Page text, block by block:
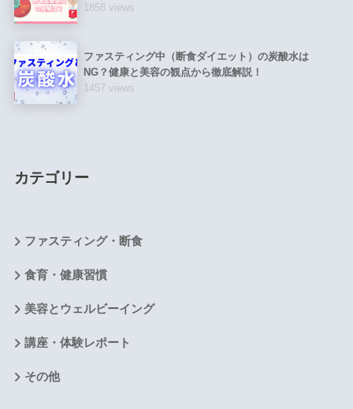
1858 views
ファスティング中（断食ダイエット）の炭酸水は
NG？健康と美容の観点から徹底解説！
1457 views
カテゴリー
ファスティング・断食
食育・健康習慣
美容とウェルビーイング
講座・体験レポート
その他